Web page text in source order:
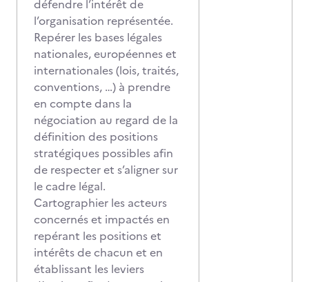
défendre l’intérêt de
l’organisation représentée.
Repérer les bases légales
nationales, européennes et
internationales (lois, traités,
conventions, …) à prendre
en compte dans la
négociation au regard de la
définition des positions
stratégiques possibles afin
de respecter et s’aligner sur
le cadre légal.
Cartographier les acteurs
concernés et impactés en
repérant les positions et
intérêts de chacun et en
établissant les leviers